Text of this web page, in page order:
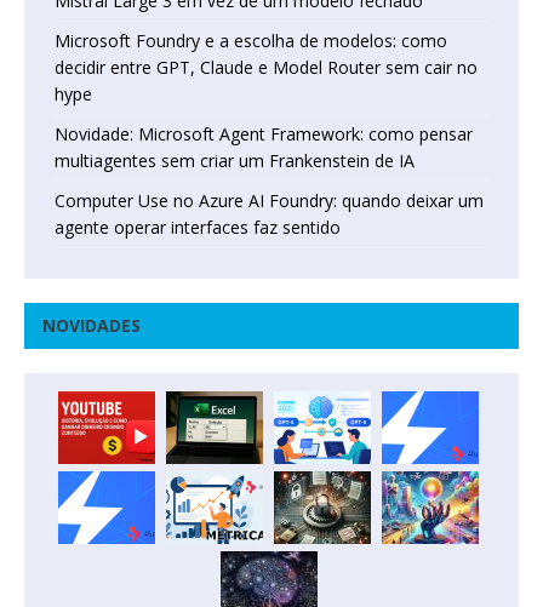
Microsoft Foundry e a escolha de modelos: como
decidir entre GPT, Claude e Model Router sem cair no
hype
Novidade: Microsoft Agent Framework: como pensar
multiagentes sem criar um Frankenstein de IA
Computer Use no Azure AI Foundry: quando deixar um
agente operar interfaces faz sentido
NOVIDADES